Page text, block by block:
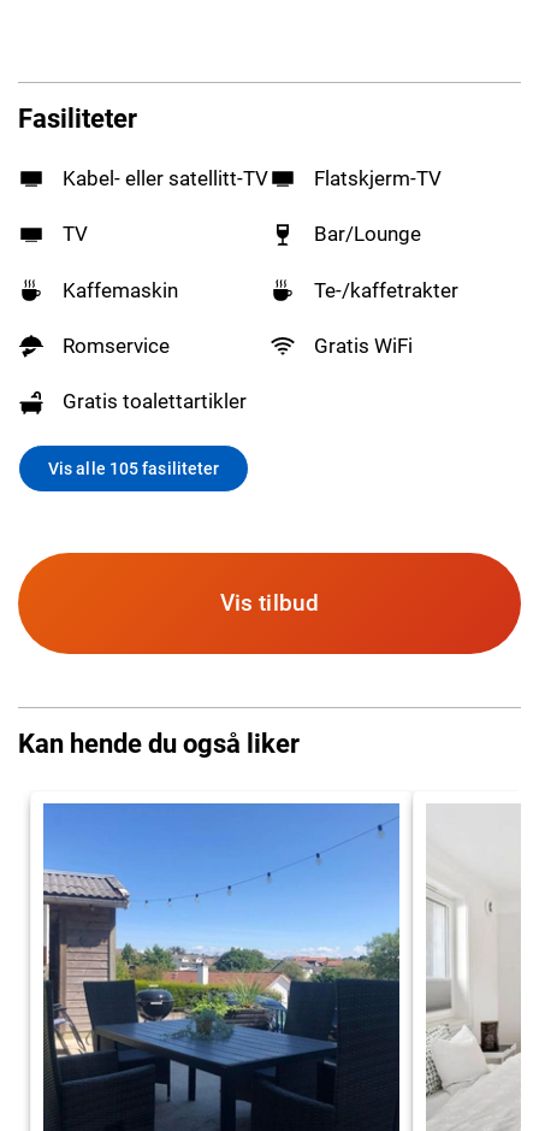
Fasiliteter
Kabel- eller satellitt-TV Flatskjerm-TV
TV Bar/Lounge
Kaffemaskin Te-/kaffetrakter
Romservice Gratis WiFi
Gratis toalettartikler
Vis alle 105 fasiliteter
Vis tilbud
Kan hende du også liker